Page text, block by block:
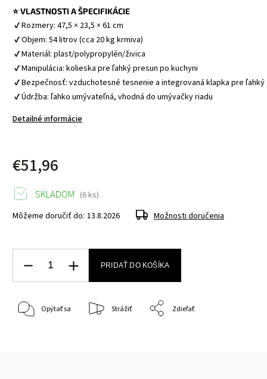
⭐ VLASTNOSTI A ŠPECIFIKÁCIE
✔ Rozmery: 47,5 × 23,5 × 61 cm
✔ Objem: 54 litrov (cca 20 kg krmiva)
✔ Materiál: plast/polypropylén/živica
✔ Manipulácia: kolieska pre ľahký presun po kuchyni
✔ Bezpečnosť: vzduchotesné tesnenie a integrovaná klapka pre
✔ Údržba: ľahko umývateľná, vhodná do umývačky riadu
Detailné informácie
€51,96
SKLADOM (6 ks)
Môžeme doručiť do: 13.8.2026 Možnosti doručenia
PRIDAŤ DO KOŠÍKA
Opýtať sa Strážiť Zdieľať